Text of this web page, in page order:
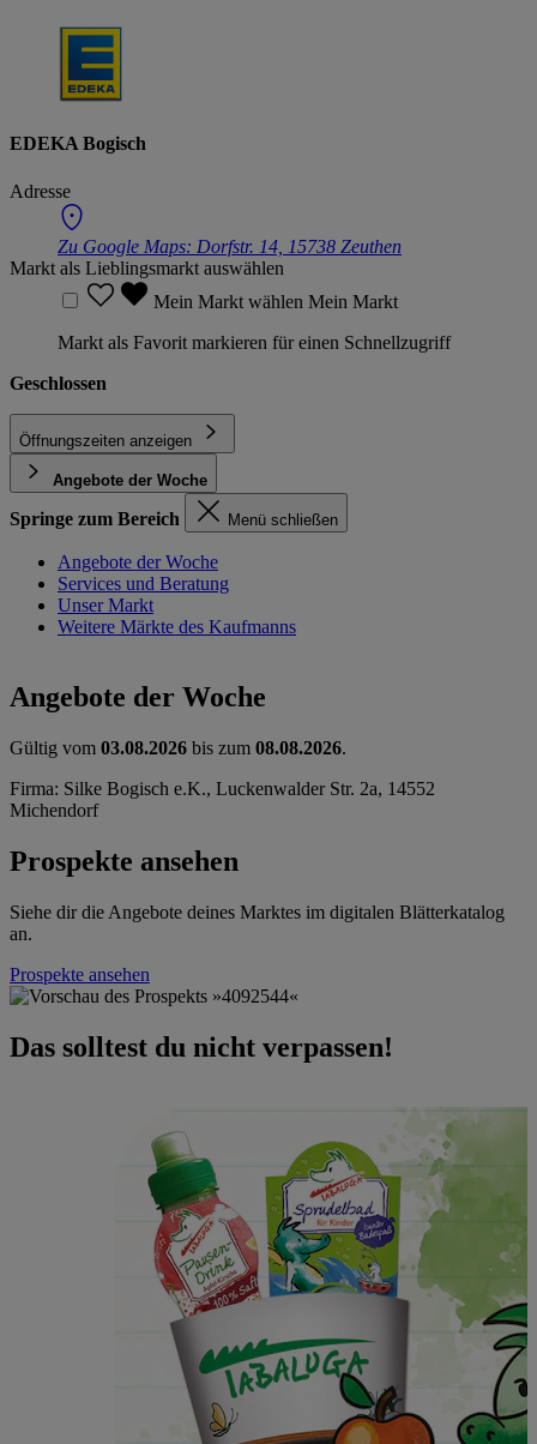
EDEKA Bogisch
Adresse
Zu Google Maps: Dorfstr. 14, 15738 Zeuthen
Markt als Lieblingsmarkt auswählen
Mein Markt wählen Mein Markt
Markt als Favorit markieren für einen Schnellzugriff
Geschlossen
Öffnungszeiten anzeigen
Angebote der Woche
Springe zum Bereich Menü schließen
Angebote der Woche
Services und Beratung
Unser Markt
Weitere Märkte des Kaufmanns
Angebote der Woche
Gültig vom 03.08.2026 bis zum 08.08.2026.
Firma: Silke Bogisch e.K., Luckenwalder Str. 2a, 14552
Michendorf
Prospekte ansehen
Siehe dir die Angebote deines Marktes im digitalen Blätterkatalog
an.
Prospekte ansehen
Das solltest du nicht verpassen!